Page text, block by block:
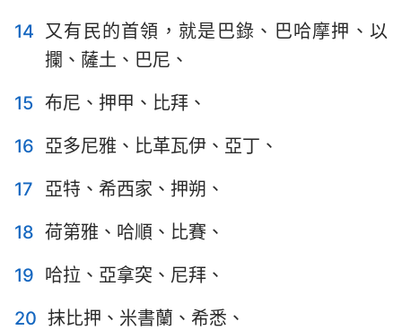
14 又有民的首領，就是巴錄、巴哈摩押、以
攔、薩土、巴尼、
15 布尼、押甲、比拜、
16 亞多尼雅、比革瓦伊、亞丁、
17
亞特、希西家、押朔、
18 荷第雅、哈順、比賽、
19 哈拉、亞拿突、尼拜、
20 抹比押、米書蘭、希悉、